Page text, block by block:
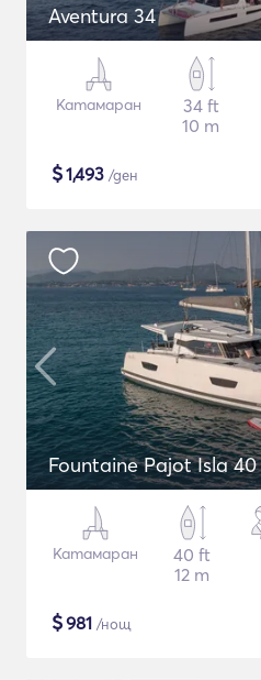
Aventura 34
Катамаран
34 ft
10 m
$1,493 /ден
Fountaine Pajot Isla 40
Катамаран
40 ft
12 m
$981 /нощ